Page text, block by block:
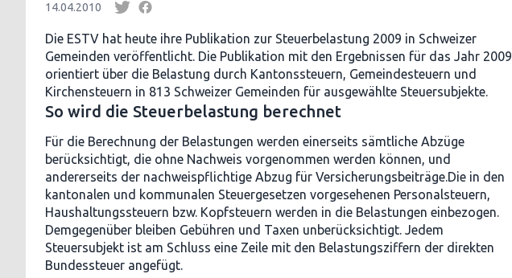
14.04.2010
Die ESTV hat heute ihre Publikation zur Steuerbelastung 2009 in Schweizer
Gemeinden veröffentlicht. Die Publikation mit den Ergebnissen für das Jahr 2009
orientiert über die Belastung durch Kantonssteuern, Gemeindesteuern und
Kirchensteuern in 813 Schweizer Gemeinden für ausgewählte Steuersubjekte.
So wird die Steuerbelastung berechnet
Für die Berechnung der Belastungen werden einerseits sämtliche Abzüge
berücksichtigt, die ohne Nachweis vorgenommen werden können, und
andererseits der nachweispflichtige Abzug für Versicherungsbeiträge.Die in den
kantonalen und kommunalen Steuergesetzen vorgesehenen Personalsteuern,
Haushaltungssteuern bzw. Kopfsteuern werden in die Belastungen einbezogen.
Demgegenüber bleiben Gebühren und Taxen unberücksichtigt. Jedem
Steuersubjekt ist am Schluss eine Zeile mit den Belastungsziffern der direkten
Bundessteuer angefügt.